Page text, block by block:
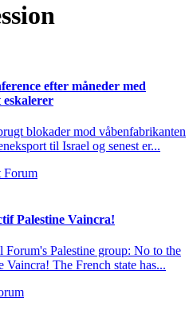
efter måneder med
blokader mod våbenfabrikanten
til Israel og senest er...
Forum
Palestine Vaincra!
Forum's Palestine group: No to the
The French state has...